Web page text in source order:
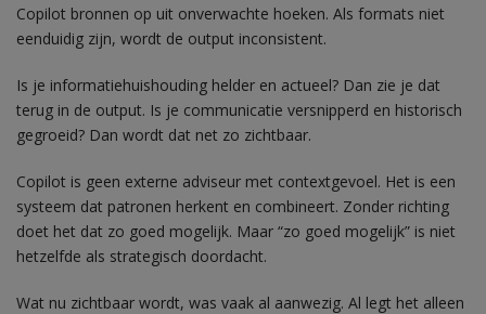
Copilot bronnen op uit onverwachte hoeken. Als formats niet
eenduidig zijn, wordt de output inconsistent.
Is je informatiehuishouding helder en actueel? Dan zie je dat
terug in de output. Is je communicatie versnipperd en historisch
gegroeid? Dan wordt dat net zo zichtbaar.
Copilot is geen externe adviseur met contextgevoel. Het is een
systeem dat patronen herkent en combineert. Zonder richting
doet het dat zo goed mogelijk. Maar “zo goed mogelijk” is niet
hetzelfde als strategisch doordacht.
Wat nu zichtbaar wordt, was vaak al aanwezig. Al legt het alleen